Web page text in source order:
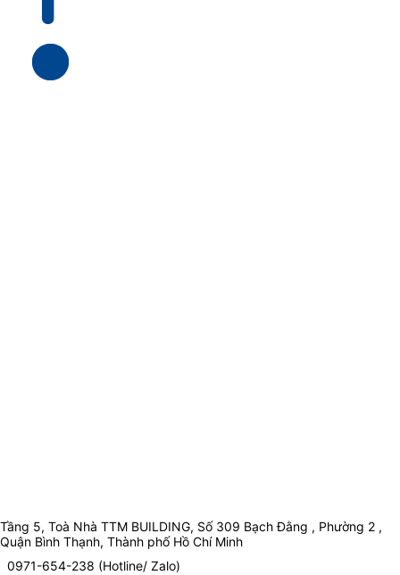
Tầng 5, Toà Nhà TTM BUILDING, Số 309 Bạch Đằng , Phường 2 ,
Quận Bình Thạnh, Thành phố Hồ Chí Minh
0971-654-238 (Hotline/ Zalo)